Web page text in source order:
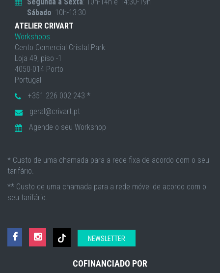
Sábado: 10h-13:30
ATELIER CRIVART
Workshops
Cento Comercial Cristal Park
Loja 49, piso -1
4050-014 Porto
Portugal
+351 226 002 243 *
geral@crivart.pt
Agende o seu Workshop
* Custo de uma chamada para a rede fixa de acordo com o seu
tarifário.
** Custo de uma chamada para a rede móvel de acordo com o
seu tarifário.
NEWSLETTER
COFINANCIADO POR